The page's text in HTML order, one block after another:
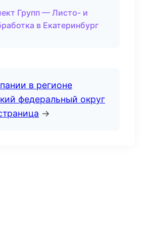
Групп — Листо- и
в Екатеринбург
в регионе
федеральный округ
→